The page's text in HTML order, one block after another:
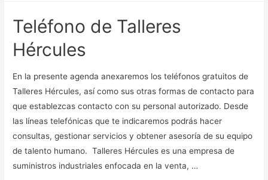
Teléfono de Talleres
Hércules
En la presente agenda anexaremos los teléfonos gratuitos de
Talleres Hércules, así como sus otras formas de contacto para
que establezcas contacto con su personal autorizado. Desde
las líneas telefónicas que te indicaremos podrás hacer
consultas, gestionar servicios y obtener asesoría de su equipo
de talento humano. Talleres Hércules es una empresa de
suministros industriales enfocada en la venta, …